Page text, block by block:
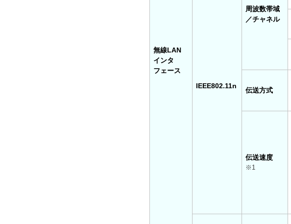
無線LAN
インタ
フェース
IEEE802.11n
周波数帯域
／チャネル
伝送方式
伝送速度
※1